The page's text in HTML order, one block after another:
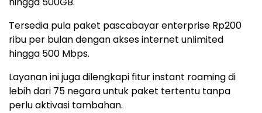
Tersedia pula paket pascabayar enterprise Rp200
ribu per bulan dengan akses internet unlimited
hingga 500 Mbps.
Layanan ini juga dilengkapi fitur instant roaming di
lebih dari 75 negara untuk paket tertentu tanpa
perlu aktivasi tambahan.